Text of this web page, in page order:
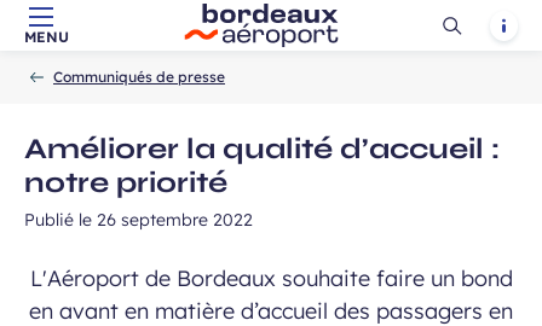
Aller au contenu principal
Aller à la navigation
Aller à la
MENU
Ouvrir
Communiqués de presse
Améliorer la qualité d’accueil :
notre priorité
Publié le 26 septembre 2022
L'Aéroport de Bordeaux souhaite faire un bond
en avant en matière d’accueil des passagers en